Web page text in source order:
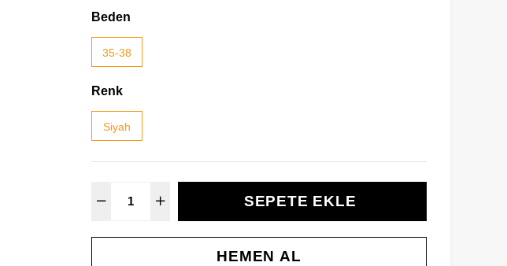
Beden
35-38
Renk
Siyah